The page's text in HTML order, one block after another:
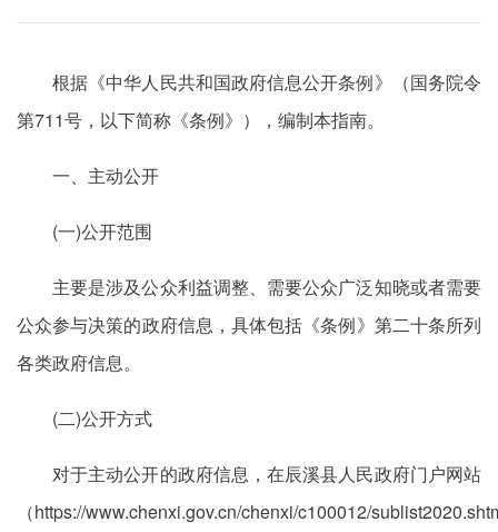
根据《中华人民共和国政府信息公开条例》（国务院令
第711号，以下简称《条例》），编制本指南。
一、主动公开
(一)公开范围
主要是涉及公众利益调整、需要公众广泛知晓或者需要
公众参与决策的政府信息，具体包括《条例》第二十条所列
各类政府信息。
(二)公开方式
对于主动公开的政府信息，在辰溪县人民政府门户网站
（https://www.chenxi.gov.cn/chenxi/c100012/